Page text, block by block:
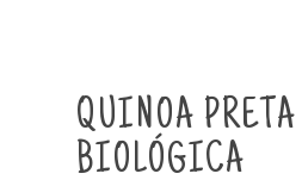
QUINOA PRETA
BIOLÓGICA